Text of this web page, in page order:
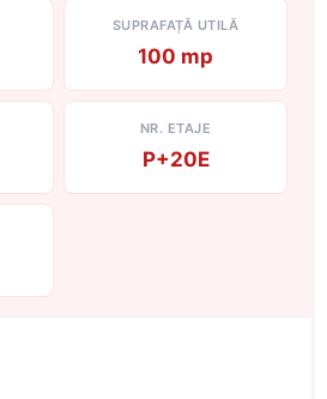
SUPRAFAȚĂ UTILĂ
100 mp
NR. ETAJE
P+20E